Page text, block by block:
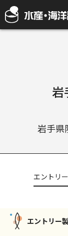
岩
岩手県
エントリ
エントリー